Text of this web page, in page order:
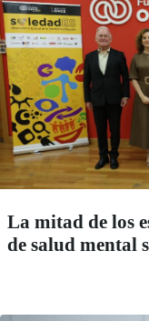
La mitad de los
de salud mental